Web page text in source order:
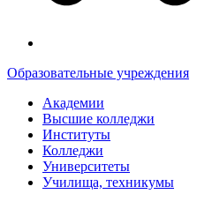
Образовательные учреждения
Академии
Высшие колледжи
Институты
Колледжи
Университеты
Училища, техникумы